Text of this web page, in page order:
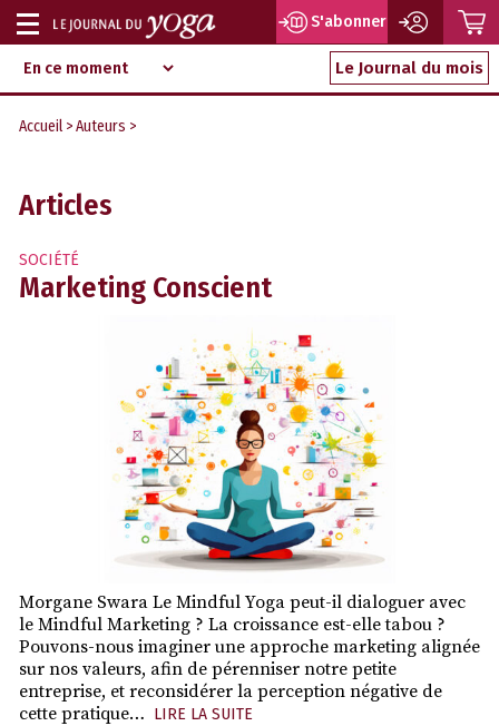
Aller
au
contenu
d‘information
indépendant
Afficher
ou
masquer
navigation
S'abonner
Le Journal du mois
Accueil >Auteurs >
Articles
SOCIÉTÉ
Marketing Conscient
Morgane Swara Le Mindful Yoga peut-il dialoguer avec
le Mindful Marketing ? La croissance est-elle tabou ?
Pouvons-nous imaginer une approche marketing alignée
sur nos valeurs, afin de pérenniser notre petite
entreprise, et reconsidérer la perception négative de
cette pratique… LIRE LA SUITE